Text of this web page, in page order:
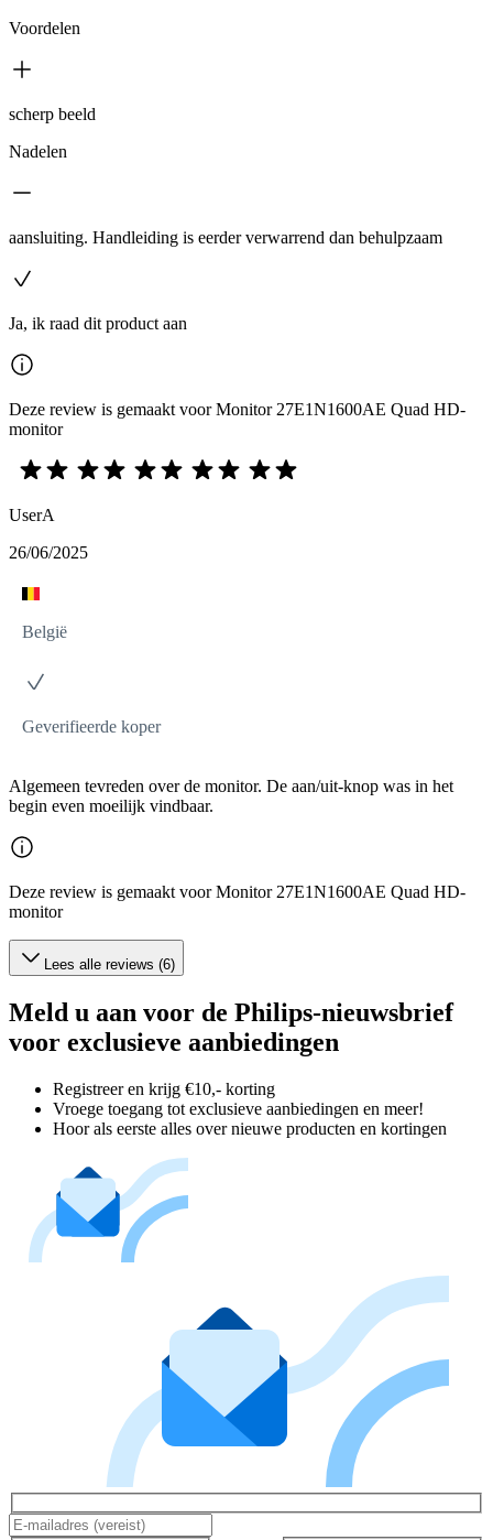
Voordelen
scherp beeld
Nadelen
aansluiting. Handleiding is eerder verwarrend dan behulpzaam
Ja, ik raad dit product aan
Deze review is gemaakt voor Monitor 27E1N1600AE Quad HD-
monitor
UserA
26/06/2025
België
Geverifieerde koper
Algemeen tevreden over de monitor. De aan/uit-knop was in het
begin even moeilijk vindbaar.
Deze review is gemaakt voor Monitor 27E1N1600AE Quad HD-
monitor
Lees alle reviews (6)
Meld u aan voor de Philips-nieuwsbrief
voor exclusieve aanbiedingen
Registreer en krijg €10,- korting
Vroege toegang tot exclusieve aanbiedingen en meer!
Hoor als eerste alles over nieuwe producten en kortingen